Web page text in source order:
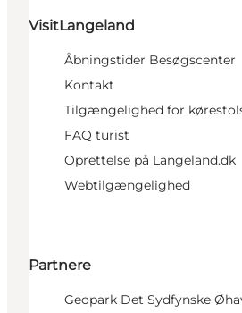
VisitLangeland
Åbningstider Besøgscenter
Kontakt
Tilgængelighed for
FAQ turist
Oprettelse på Langeland.dk
Webtilgængelighed
Partnere
Geopark Det Sydfynske